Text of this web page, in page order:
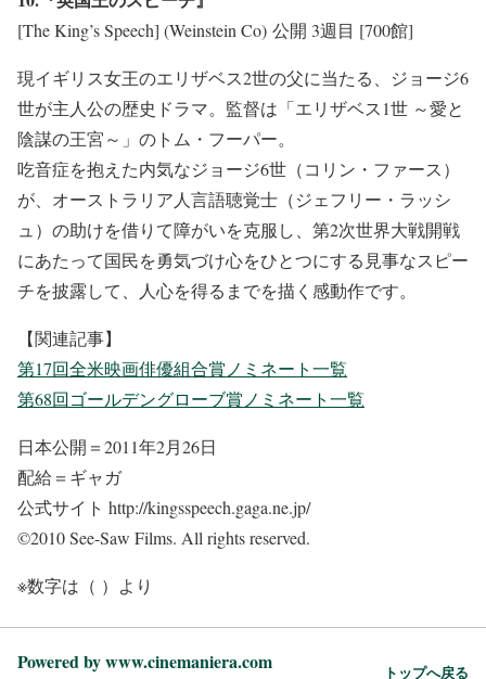
[The King’s Speech] (Weinstein Co) 公開 3週目 [700館]
現イギリス女王のエリザベス2世の父に当たる、ジョージ6
世が主人公の歴史ドラマ。監督は「エリザベス1世 ～愛と
陰謀の王宮～」のトム・フーパー。
吃音症を抱えた内気なジョージ6世（コリン・ファース）
が、オーストラリア人言語聴覚士（ジェフリー・ラッシ
ュ）の助けを借りて障がいを克服し、第2次世界大戦開戦
にあたって国民を勇気づけ心をひとつにする見事なスピー
チを披露して、人心を得るまでを描く感動作です。
【関連記事】
第17回全米映画俳優組合賞ノミネート一覧
第68回ゴールデングローブ賞ノミネート一覧
日本公開＝2011年2月26日
配給＝ギャガ
公式サイト http://kingsspeech.gaga.ne.jp/
©2010 See-Saw Films. All rights reserved.
※数字は（ ）より
Powered by www.cinemaniera.com トップへ戻る